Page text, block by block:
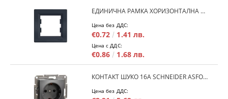
ЕДИНИЧНА РАМКА ХОРИЗОНТАЛНА SCHNEIDER ASFORA EPH5800171 - АНТРАЦИТ
Цена без ДДС:
€0.72 1.41 лв.
Цена с ДДС:
€0.86 1.68 лв.
КОНТАКТ ШУКО 16A SCHNEIDER ASFORA EPH2900171 - АНРАЦИТ
Цена без ДДС: